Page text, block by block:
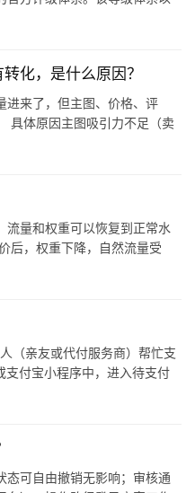
化，是什么原因？
来了，但主图、价格、评
具体原因主图吸引力不足（卖
流量和权重可以恢复到正常水
后，权重下降，自然流量受
（亲友或代付服务商）帮忙支
付宝小程序中，进入待支付
态可自由撤销无影响；审核通